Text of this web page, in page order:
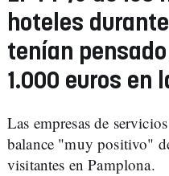
hoteles
tenían
1.000 euros en
Las empresas de
balance "muy positivo"
visitantes en Pamplona.